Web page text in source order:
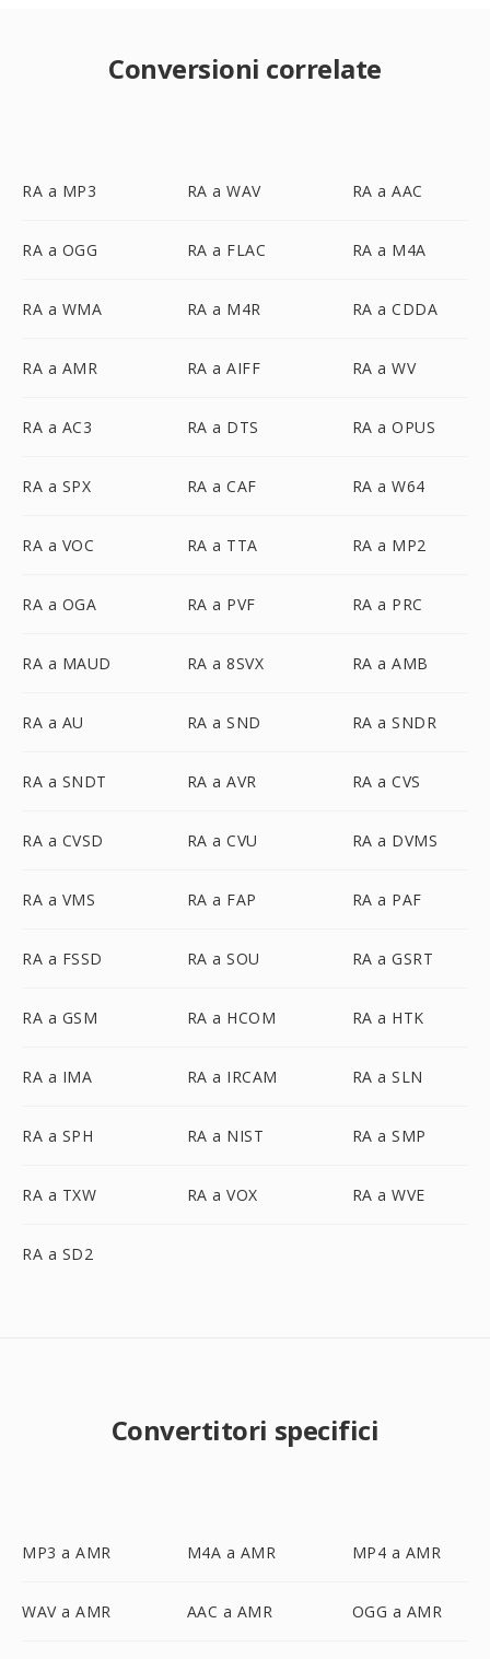
Conversioni correlate
RA a MP3 RA a WAV RA a AAC
RA a OGG RA a FLAC RA a M4A
RA a WMA RA a M4R RA a CDDA
RA a AMR RA a AIFF RA a WV
RA a AC3 RA a DTS RA a OPUS
RA a SPX RA a CAF RA a W64
RA a VOC RA a TTA RA a MP2
RA a OGA RA a PVF RA a PRC
RA a MAUD RA a 8SVX RA a AMB
RA a AU RA a SND RA a SNDR
RA a SNDT RA a AVR RA a CVS
RA a CVSD RA a CVU RA a DVMS
RA a VMS RA a FAP RA a PAF
RA a FSSD RA a SOU RA a GSRT
RA a GSM RA a HCOM RA a HTK
RA a IMA RA a IRCAM RA a SLN
RA a SPH RA a NIST RA a SMP
RA a TXW RA a VOX RA a WVE
RA a SD2
Convertitori specifici
MP3 a AMR M4A a AMR MP4 a AMR
WAV a AMR AAC a AMR OGG a AMR